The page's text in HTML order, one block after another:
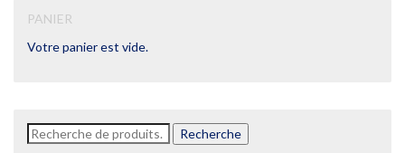
PANIER
Votre panier est vide.
Recherche
pour :
Recherche